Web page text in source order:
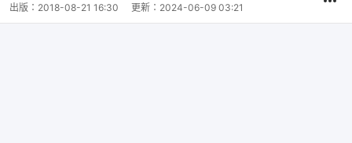
出版： 2018-08-21 16:30 更新： 2024-06-09 03:21